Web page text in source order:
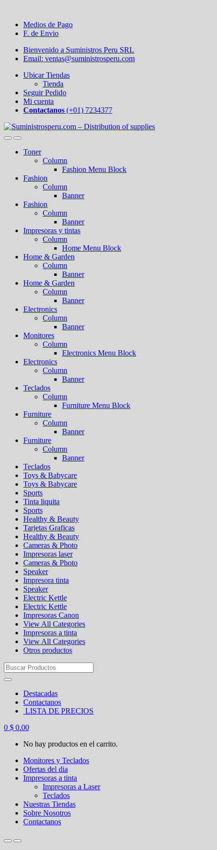
Medios de Pago
F. de Envio
Bienvenido a Suministros Peru SRL
Email: ventas@suministrosperu.com
Ubicar Tiendas
Tienda
Seguir Pedido
Mi cuenta
Contactanos (+01) 7234377
Toner
Column
Fashion Menu Block
Fashion
Column
Banner
Fashion
Column
Banner
Impresoras y tintas
Column
Home Menu Block
Home & Garden
Column
Banner
Home & Garden
Column
Banner
Electronics
Column
Banner
Monitores
Column
Electronics Menu Block
Electronics
Column
Banner
Teclados
Column
Furniture Menu Block
Furniture
Column
Banner
Furniture
Column
Banner
Teclados
Toys & Babycare
Toys & Babycare
Sports
Tinta liquita
Sports
Healthy & Beauty
Tarjetas Graficas
Healthy & Beauty
Cameras & Photo
Impresoras laser
Cameras & Photo
Speaker
Impresora tinta
Speaker
Electric Kettle
Electric Kettle
Impresoras Canon
View All Categories
Impresoras a tinta
View All Categories
Otros productos
Search
for:
Destacadas
Contactanos
LISTA DE PRECIOS
0 $ 0.00
No hay productos en el carrito.
Monitores y Teclados
Ofertas del dia
Impresoras a tinta
Impresoras a Laser
Teclados
Nuestras Tiendas
Sobre Nosotros
Contactanos